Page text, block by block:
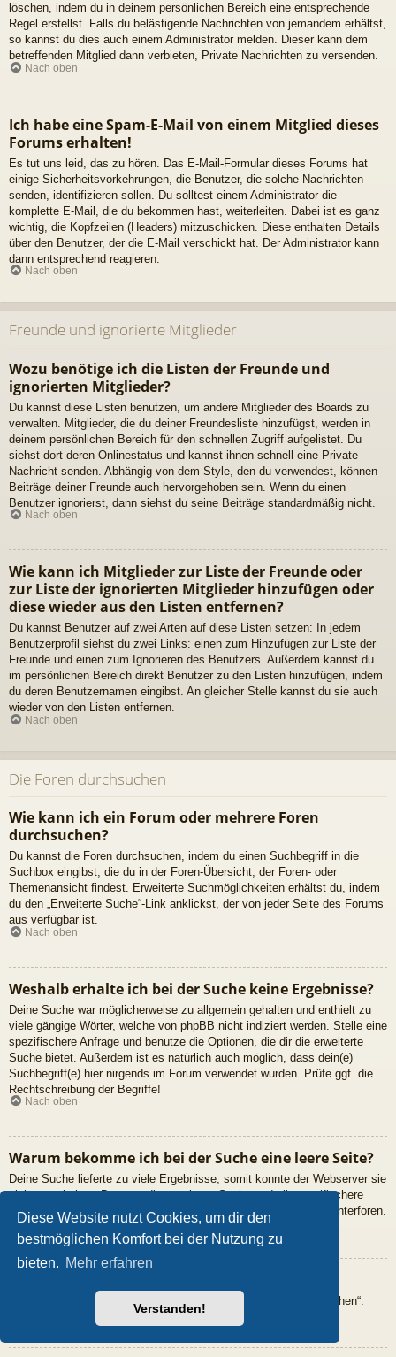
Diese Website nutzt Cookies, um dir den
bestmöglichen Komfort bei der Nutzung zu
bieten. Mehr erfahren
Verstanden!
löschen, indem du in deinem persönlichen Bereich eine entsprechende
Regel erstellst. Falls du belästigende Nachrichten von jemandem erhältst,
so kannst du dies auch einem Administrator melden. Dieser kann dem
betreffenden Mitglied dann verbieten, Private Nachrichten zu versenden.
Nach oben
Ich habe eine Spam-E-Mail von einem Mitglied dieses
Forums erhalten!
Es tut uns leid, das zu hören. Das E-Mail-Formular dieses Forums hat
einige Sicherheitsvorkehrungen, die Benutzer, die solche Nachrichten
senden, identifizieren sollen. Du solltest einem Administrator die
komplette E-Mail, die du bekommen hast, weiterleiten. Dabei ist es ganz
wichtig, die Kopfzeilen (Headers) mitzuschicken. Diese enthalten Details
über den Benutzer, der die E-Mail verschickt hat. Der Administrator kann
dann entsprechend reagieren.
Nach oben
Freunde und ignorierte Mitglieder
Wozu benötige ich die Listen der Freunde und
ignorierten Mitglieder?
Du kannst diese Listen benutzen, um andere Mitglieder des Boards zu
verwalten. Mitglieder, die du deiner Freundesliste hinzufügst, werden in
deinem persönlichen Bereich für den schnellen Zugriff aufgelistet. Du
siehst dort deren Onlinestatus und kannst ihnen schnell eine Private
Nachricht senden. Abhängig von dem Style, den du verwendest, können
Beiträge deiner Freunde auch hervorgehoben sein. Wenn du einen
Benutzer ignorierst, dann siehst du seine Beiträge standardmäßig nicht.
Nach oben
Wie kann ich Mitglieder zur Liste der Freunde oder
zur Liste der ignorierten Mitglieder hinzufügen oder
diese wieder aus den Listen entfernen?
Du kannst Benutzer auf zwei Arten auf diese Listen setzen: In jedem
Benutzerprofil siehst du zwei Links: einen zum Hinzufügen zur Liste der
Freunde und einen zum Ignorieren des Benutzers. Außerdem kannst du
im persönlichen Bereich direkt Benutzer zu den Listen hinzufügen, indem
du deren Benutzernamen eingibst. An gleicher Stelle kannst du sie auch
wieder von den Listen entfernen.
Nach oben
Die Foren durchsuchen
Wie kann ich ein Forum oder mehrere Foren
durchsuchen?
Du kannst die Foren durchsuchen, indem du einen Suchbegriff in die
Suchbox eingibst, die du in der Foren-Übersicht, der Foren- oder
Themenansicht findest. Erweiterte Suchmöglichkeiten erhältst du, indem
du den „Erweiterte Suche“-Link anklickst, der von jeder Seite des Forums
aus verfügbar ist.
Nach oben
Weshalb erhalte ich bei der Suche keine Ergebnisse?
Deine Suche war möglicherweise zu allgemein gehalten und enthielt zu
viele gängige Wörter, welche von phpBB nicht indiziert werden. Stelle eine
spezifischere Anfrage und benutze die Optionen, die dir die erweiterte
Suche bietet. Außerdem ist es natürlich auch möglich, dass dein(e)
Suchbegriff(e) hier nirgends im Forum verwendet wurden. Prüfe ggf. die
Rechtschreibung der Begriffe!
Nach oben
Warum bekomme ich bei der Suche eine leere Seite?
Deine Suche lieferte zu viele Ergebnisse, somit konnte der Webserver sie
nicht verarbeiten. Benutze die erweiterte Suche und gib spezifischere
Suchbegriffe ein oder beschränke die Suche auf verschiedene Unterforen.
Nach oben
Gehe zur Mitgliederliste und klicke auf „Nach einem Mitglied suchen“.